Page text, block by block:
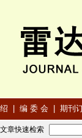
文章快速检索